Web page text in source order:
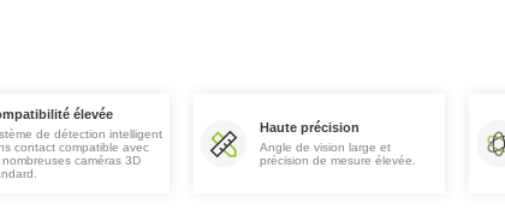
élevée
de détection intelligent
contact compatible avec
nombreuses caméras 3D
Haute précision
Angle de vision large et
précision de mesure élevée.